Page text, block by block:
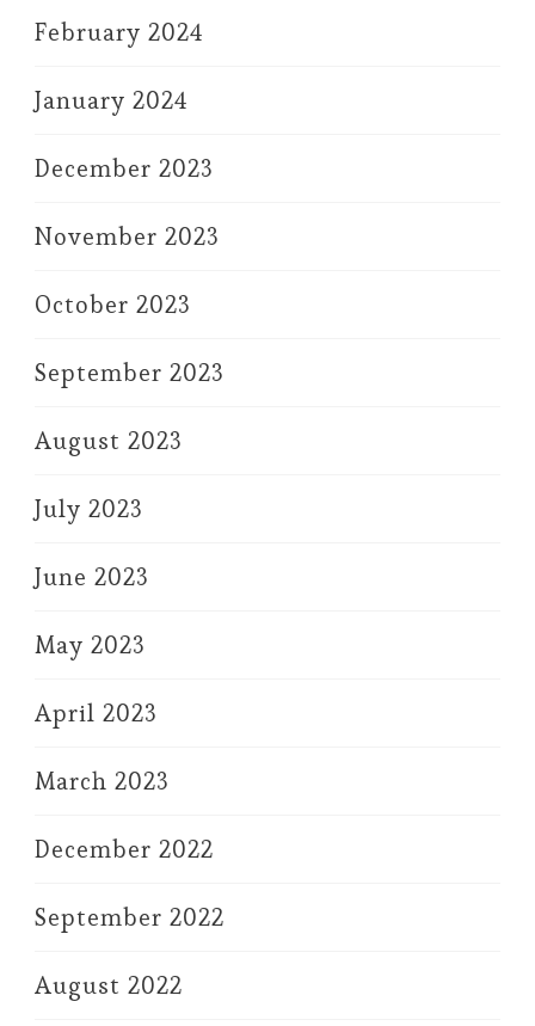
February 2024
January 2024
December 2023
November 2023
October 2023
September 2023
August 2023
July 2023
June 2023
May 2023
April 2023
March 2023
December 2022
September 2022
August 2022